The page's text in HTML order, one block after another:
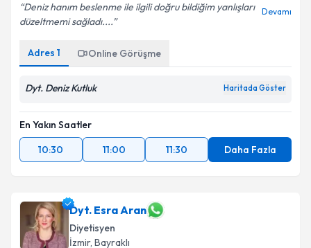
Deniz hanım beslenme ile ilgili doğru bildiğim yanlışları
düzeltmemi sağladı....
Devamı
Adres 1 Online Görüşme
Dyt. Deniz Kutluk Haritada Göster
En Yakın Saatler
10:30
11:00 11:30 Daha Fazla
Dyt. Esra Aran
Diyetisyen
İzmir, Bayraklı